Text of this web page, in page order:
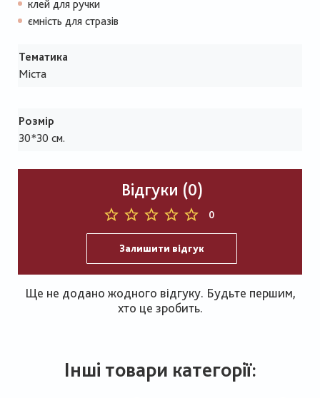
клей для ручки
ємність для стразів
Тематика
Міста
Розмір
30*30 см.
Відгуки (0)
0
Залишити відгук
Ще не додано жодного відгуку. Будьте першим,
хто це зробить.
Інші товари категорії: